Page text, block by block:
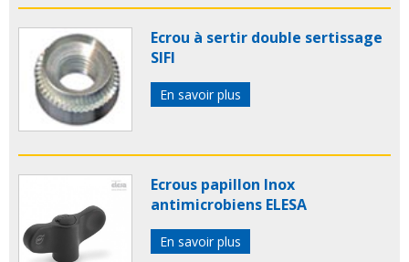
Ecrou à sertir double sertissage
SIFI
En savoir plus
Ecrous papillon Inox
antimicrobiens ELESA
En savoir plus